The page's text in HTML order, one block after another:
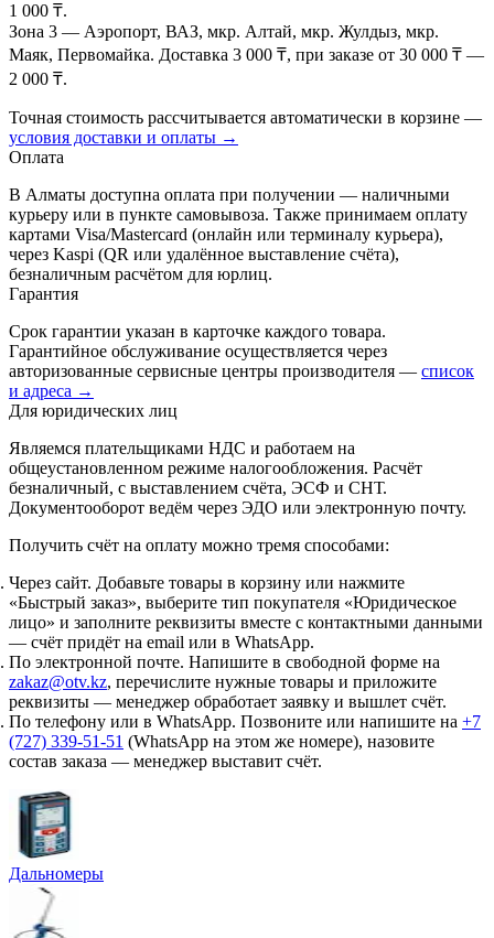
1 000 ₸.
Зона 3 — Аэропорт, ВАЗ, мкр. Алтай, мкр. Жулдыз, мкр.
Маяк, Первомайка. Доставка 3 000 ₸, при заказе от 30 000 ₸ —
2 000 ₸.
Точная стоимость рассчитывается автоматически в корзине —
условия доставки и оплаты →
Оплата
В Алматы доступна оплата при получении — наличными
курьеру или в пункте самовывоза. Также принимаем оплату
картами Visa/Mastercard (онлайн или терминалу курьера),
через Kaspi (QR или удалённое выставление счёта),
безналичным расчётом для юрлиц.
Гарантия
Срок гарантии указан в карточке каждого товара.
Гарантийное обслуживание осуществляется через
авторизованные сервисные центры производителя — список
и адреса →
Для юридических лиц
Являемся плательщиками НДС и работаем на
общеустановленном режиме налогообложения. Расчёт
безналичный, с выставлением счёта, ЭСФ и СНТ.
Документооборот ведём через ЭДО или электронную почту.
Получить счёт на оплату можно тремя способами:
Через сайт. Добавьте товары в корзину или нажмите
«Быстрый заказ», выберите тип покупателя «Юридическое
лицо» и заполните реквизиты вместе с контактными данными
— счёт придёт на email или в WhatsApp.
По электронной почте. Напишите в свободной форме на
zakaz@otv.kz, перечислите нужные товары и приложите
реквизиты — менеджер обработает заявку и вышлет счёт.
По телефону или в WhatsApp. Позвоните или напишите на +7
(727) 339-51-51 (WhatsApp на этом же номере), назовите
состав заказа — менеджер выставит счёт.
Дальномеры